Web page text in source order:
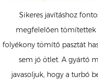
Sikeres javításhoz
megfelelően tömítettek
folyékony tömítő pasztát
sem jó ötlet. A gyártó
javasoljuk, hogy a turbó